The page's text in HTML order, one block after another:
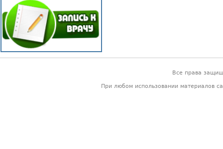
Все права
При любом использовании материалов